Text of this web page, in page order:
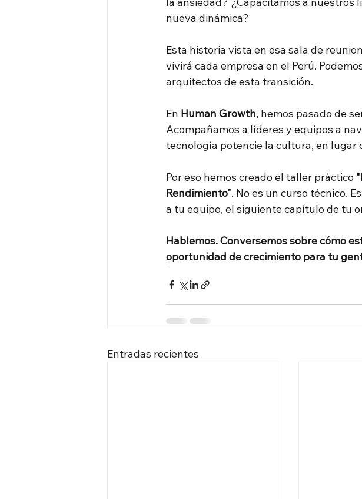
nueva dinámica?
Esta historia vista en esa sala de
vivirá cada empresa en el Perú.
arquitectos de esta transición.
En Human Growth, hemos pasado de
Acompañamos a líderes y equipos a
tecnología potencie la cultura, en lugar
Por eso hemos creado el taller práctico
Rendimiento". No es un curso técnico.
a tu equipo, el siguiente capítulo de tu
Hablemos. Conversemos sobre cómo
oportunidad de crecimiento para tu
Entradas recientes